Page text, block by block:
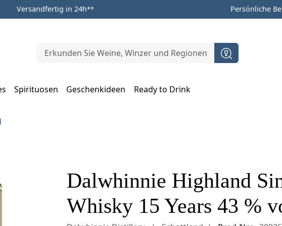
Versandfertig in 24h** Persönliche
Spirituosen Geschenkideen
Ready to Drink
Dalwhinnie Highland
Whisky 15 Years 43 %